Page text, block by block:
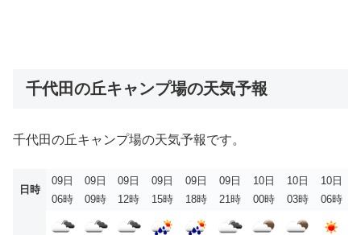
千代田の丘キャンプ場の天気予報
千代田の丘キャンプ場の天気予報です。
日時
09日
06時
09日
09時
09日
12時
09日
15時
09日
18時
09日
21時
10日
00時
10日
03時
10日
06時